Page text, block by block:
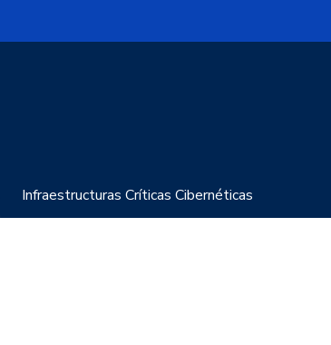
Infraestructuras Críticas Cibernéticas